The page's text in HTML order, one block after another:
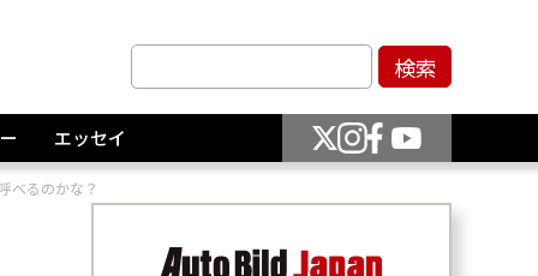
エッセイ
べるのかな？